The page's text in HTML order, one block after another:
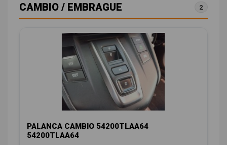
CAMBIO / EMBRAGUE 2
PALANCA CAMBIO 54200TLAA64
54200TLAA64